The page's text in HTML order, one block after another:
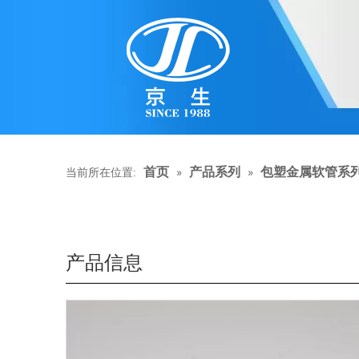
当前所在位置: 首页 » 产品系列 » 包塑金属软管系
产品信息